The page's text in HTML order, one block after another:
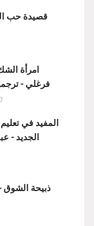
قصيدة حب
امرأة
فرغلي -
المفيد في
الجديد -
ذبيحة الشوق -